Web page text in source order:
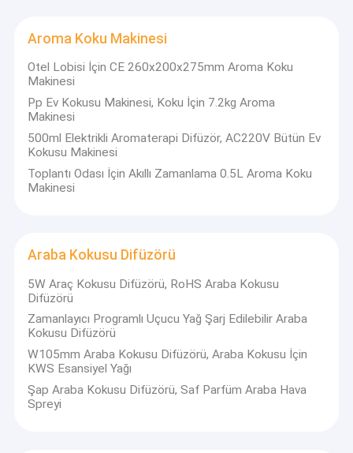
Aroma Koku Makinesi
Otel Lobisi İçin CE 260x200x275mm Aroma Koku
Makinesi
Pp Ev Kokusu Makinesi, Koku İçin 7.2kg Aroma
Makinesi
500ml Elektrikli Aromaterapi Difüzör, AC220V Bütün Ev
Kokusu Makinesi
Toplantı Odası İçin Akıllı Zamanlama 0.5L Aroma Koku
Makinesi
Araba Kokusu Difüzörü
5W Araç Kokusu Difüzörü, RoHS Araba Kokusu
Difüzörü
Zamanlayıcı Programlı Uçucu Yağ Şarj Edilebilir Araba
Kokusu Difüzörü
W105mm Araba Kokusu Difüzörü, Araba Kokusu İçin
KWS Esansiyel Yağı
Şap Araba Kokusu Difüzörü, Saf Parfüm Araba Hava
Spreyi